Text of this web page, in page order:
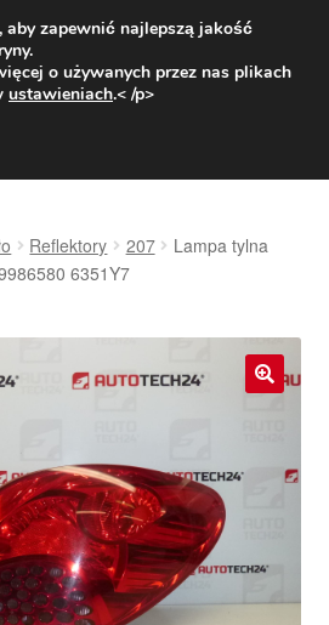
od 31 zł
16:00800 003 167
Reflektory 207
Lampa tylna
6351Y7
zapewnić najlepszą jakość
o używanych przez nas plikach
ustawieniach.< /p>